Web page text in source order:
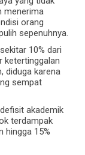
menerima
orang
sepenuhnya.
10% dari
ketertinggalan
diduga karena
sempat
akademik
terdampak
hingga 15%